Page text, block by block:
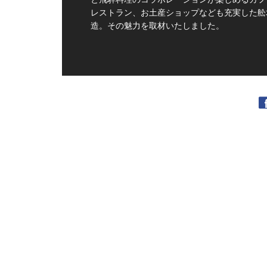
レストラン、お土産ショップなども充実した
造。その魅力を取材いたしました。